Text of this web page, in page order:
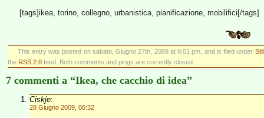
[tags]ikea, torino, collegno, urbanistica, pianificazione, mobilifici[/tags]
This entry was posted on sabato, Giugno 27th, 2009 at 8:01 pm, and is filed under
the RSS 2.0 feed. Both comments and pings are currently closed.
7 commenti a “Ikea, che cacchio di idea”
Ciskje:
28 Giugno 2009, 00:32